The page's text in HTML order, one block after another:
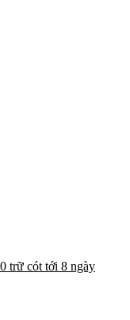
trữ cót tới 8 ngày